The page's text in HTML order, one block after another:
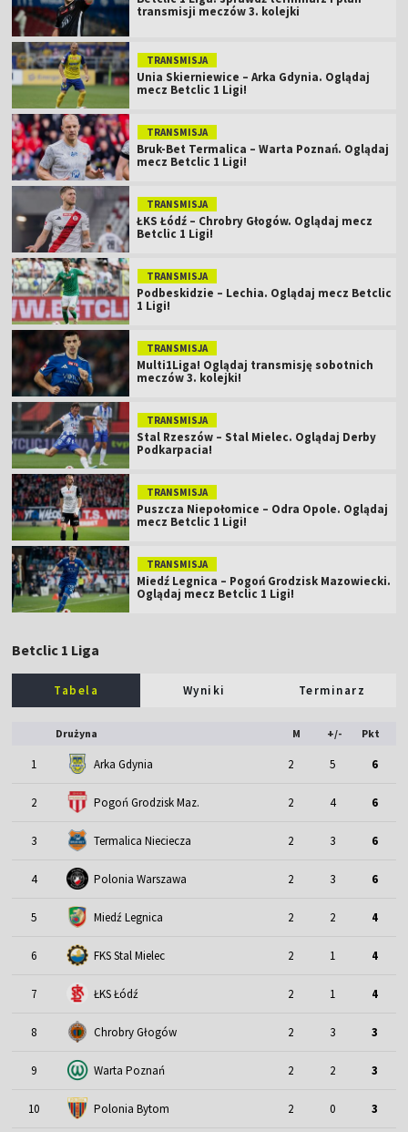
transmisji meczów 3. kolejki
TRANSMISJA
Unia Skierniewice – Arka Gdynia. Oglądaj
mecz Betclic 1 Ligi!
TRANSMISJA
Bruk-Bet Termalica – Warta Poznań. Oglądaj
mecz Betclic 1 Ligi!
TRANSMISJA
ŁKS Łódź – Chrobry Głogów. Oglądaj mecz
Betclic 1 Ligi!
TRANSMISJA
Podbeskidzie – Lechia. Oglądaj mecz Betclic
1 Ligi!
TRANSMISJA
Multi1Liga! Oglądaj transmisję sobotnich
meczów 3. kolejki!
TRANSMISJA
Stal Rzeszów – Stal Mielec. Oglądaj Derby
Podkarpacia!
TRANSMISJA
Puszcza Niepołomice – Odra Opole. Oglądaj
mecz Betclic 1 Ligi!
TRANSMISJA
Miedź Legnica – Pogoń Grodzisk Mazowiecki.
Oglądaj mecz Betclic 1 Ligi!
Betclic 1 Liga
Tabela Wyniki Terminarz
Drużyna M +/- Pkt
1 Arka Gdynia 2 5 6
2 Pogoń Grodzisk Maz. 2 4 6
3 Termalica Nieciecza 2 3 6
4 Polonia Warszawa 2 3 6
5 Miedź Legnica 2 2 4
6 FKS Stal Mielec 2 1 4
7 ŁKS Łódź 2 1 4
8 Chrobry Głogów 2 3 3
9 Warta Poznań 2 2 3
10 Polonia Bytom 2 0 3